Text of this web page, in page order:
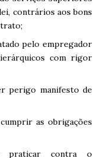
contrários aos bons
pelo empregador
com rigor
perigo manifesto de
as obrigações
praticar contra o